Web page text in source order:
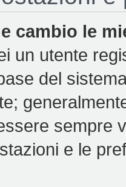
cambio le
un utente
del
sempre
e le